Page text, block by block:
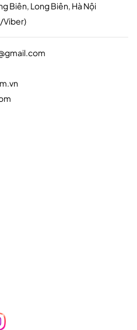
Biên, Long Biên, Hà Nội
Viber)